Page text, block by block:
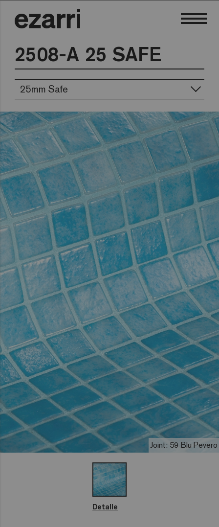
2508-A 25 SAFE
25mm Safe
Joint: 59 Blu Pevero
Detalle